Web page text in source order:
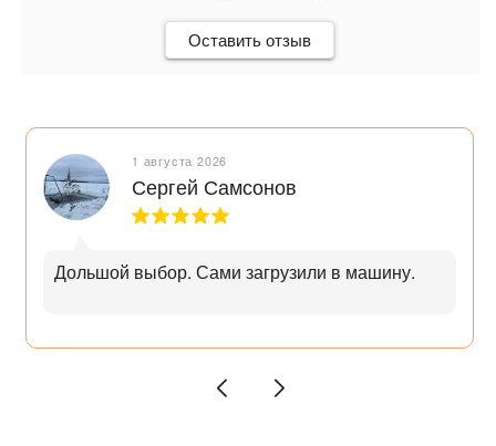
Оставить отзыв
1 августа 2026
Сергей Самсонов
Дольшой выбор. Сами загрузили в машину.